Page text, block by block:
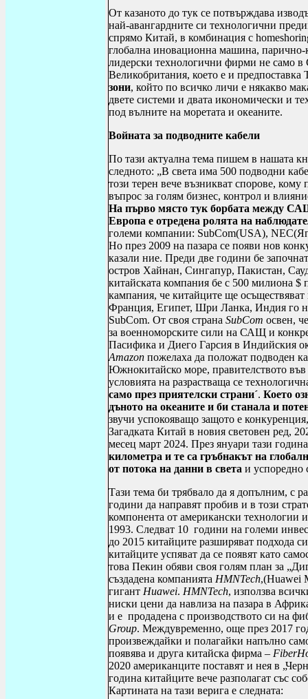
От казаното до тук се потвърждава
най-авангардните си технологични
спрямо Китай, в комбинация с
глобална иновационна машина, парично-
лидерски технологични фирми не
Великобритания, което е и
зони, който по всичко личи е някакво
двете системи и двата икономически и
под вълните на моретата и океаните.
Войната за подводните кабели
По тази актуална тема пишем в нашата
следното: „В света има 500 подводни
този терен вече възникват спорове,
въпрос за голям бизнес, контрол и
На първо място тук борбата между
Европа е отредена ролята на
големи компании: SubCom(USA), NEC
Но през 2009 на пазара се появи нов
казали ние. Преди две години бе
остров Хайнан, Сингапур, Пакистан,
китайската компания бе с 500 милиона $
кампания, че китайците ще
Франция, Египет, Шри Ланка, Индия го
SubCom. От своя страна SubCom освен,
за военноморските сили на САЩ и
Пасифика и Диего Гарсия в Индийския
Amazon пожелаха да положат подводен
Южнокитайско море, правителството
условията на разрастваща се
само през приятелски страни´. Което
дъното на океаните и би станала и
звучи успокояващо защото е
Загадката Китай в новия световен ред,
месец март 2024. През януари тази
километра и те са гръбнакът на
от потока на данни в света и успоредно
Тази тема би трябвало да я допълним, с
години да направят пробив и в този
компонента от американски технологии
1993. Следват 10 години на големи
до 2015 китайците разширяват подхода
китайците успяват да се появят като
това Пекин обяви своя голям план за
създадена компанията HMNTech,(Huawei
гигант Huawei. HMNTech, използва
ниски цени да навлиза на пазара в
и е продадена с производството си на
Group. Междувременно, още през 2017
произвеждайки и полагайки напълно
появява и друга китайска фирма –
2020 американците поставят и нея в
година китайците вече разполагат със
Картината на тази верига е следната: